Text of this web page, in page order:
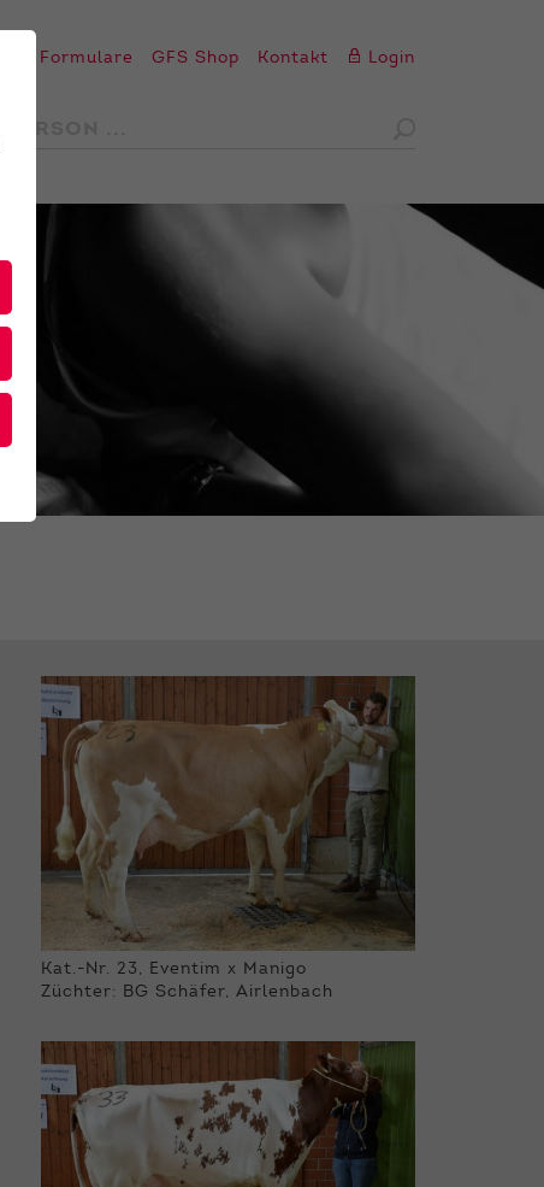
Formulare GFS Shop Kontakt Login
Kat.-Nr. 23, Eventim x Manigo
Züchter: BG Schäfer, Airlenbach